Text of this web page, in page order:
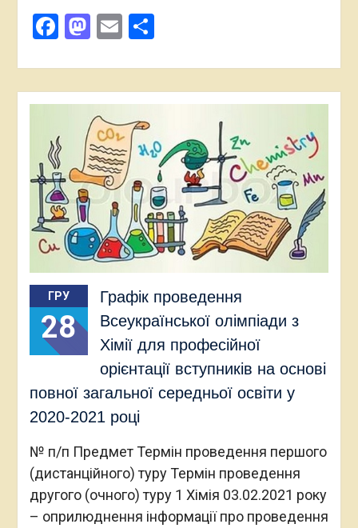
Facebook
Mastodon
EmailПоділитися
ГРУ
28
Графік проведення
Всеукраїнської олімпіади з
Хімії для професійної
орієнтації вступників на основі
повної загальної середньої освіти у
2020-2021 році
№ п/п Предмет Термін проведення першого
(дистанційного) туру Термін проведення
другого (очного) туру 1 Хімія 03.02.2021 року
– оприлюднення інформації про проведення